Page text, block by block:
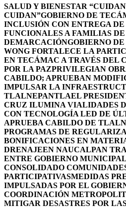
SALUD Y BIENESTAR
CUIDAN”GOBIERNO DE
INCLUSIÓN CON ENTREGA DE
FUNCIONALES A FAMILIAS
DEMARCACIÓNGOBIERNO
WONG FORTALECE LA
EN TECÁMAC A TRAVÉS DEL
POR LA PAZPRIVILEGIAN
CABILDO; APRUEBAN
IMPULSAR LA
TLALNEPANTLAEL
CRUZ ILUMINA VIALIDADES
CON TECNOLOGÍA LED DE
APRUEBA CABILDO DE
PROGRAMAS DE
BONIFICACIONES EN
DRENAJEEN NAUCALPAN
ENTRE GOBIERNO
CONSOLIDADO
PARTICIPATIVASMEDIDAS
IMPULSADAS POR EL
COORDINACIÓN
MITIGAR DESASTRES POR